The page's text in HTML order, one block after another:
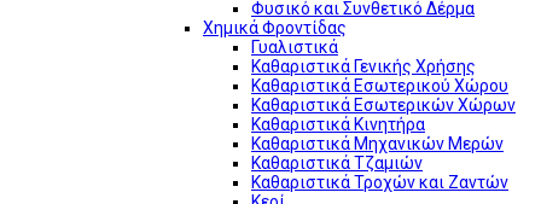
Φυσικό και Συνθετικό Δέρμα
Χημικά Φροντίδας
Γυαλιστικά
Καθαριστικά Γενικής Χρήσης
Καθαριστικά Εσωτερικού Χώρου
Καθαριστικά Εσωτερικών Χώρων
Καθαριστικά Κινητήρα
Καθαριστικά Μηχανικών Μερών
Καθαριστικά Τζαμιών
Καθαριστικά Τροχών και Ζαντών